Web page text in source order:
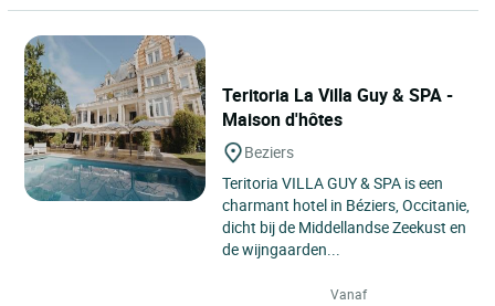
Teritoria La Villa Guy & SPA -
Maison d'hôtes
Beziers
Teritoria VILLA GUY & SPA is een
charmant hotel in Béziers, Occitanie,
dicht bij de Middellandse Zeekust en
de wijngaarden...
Vanaf